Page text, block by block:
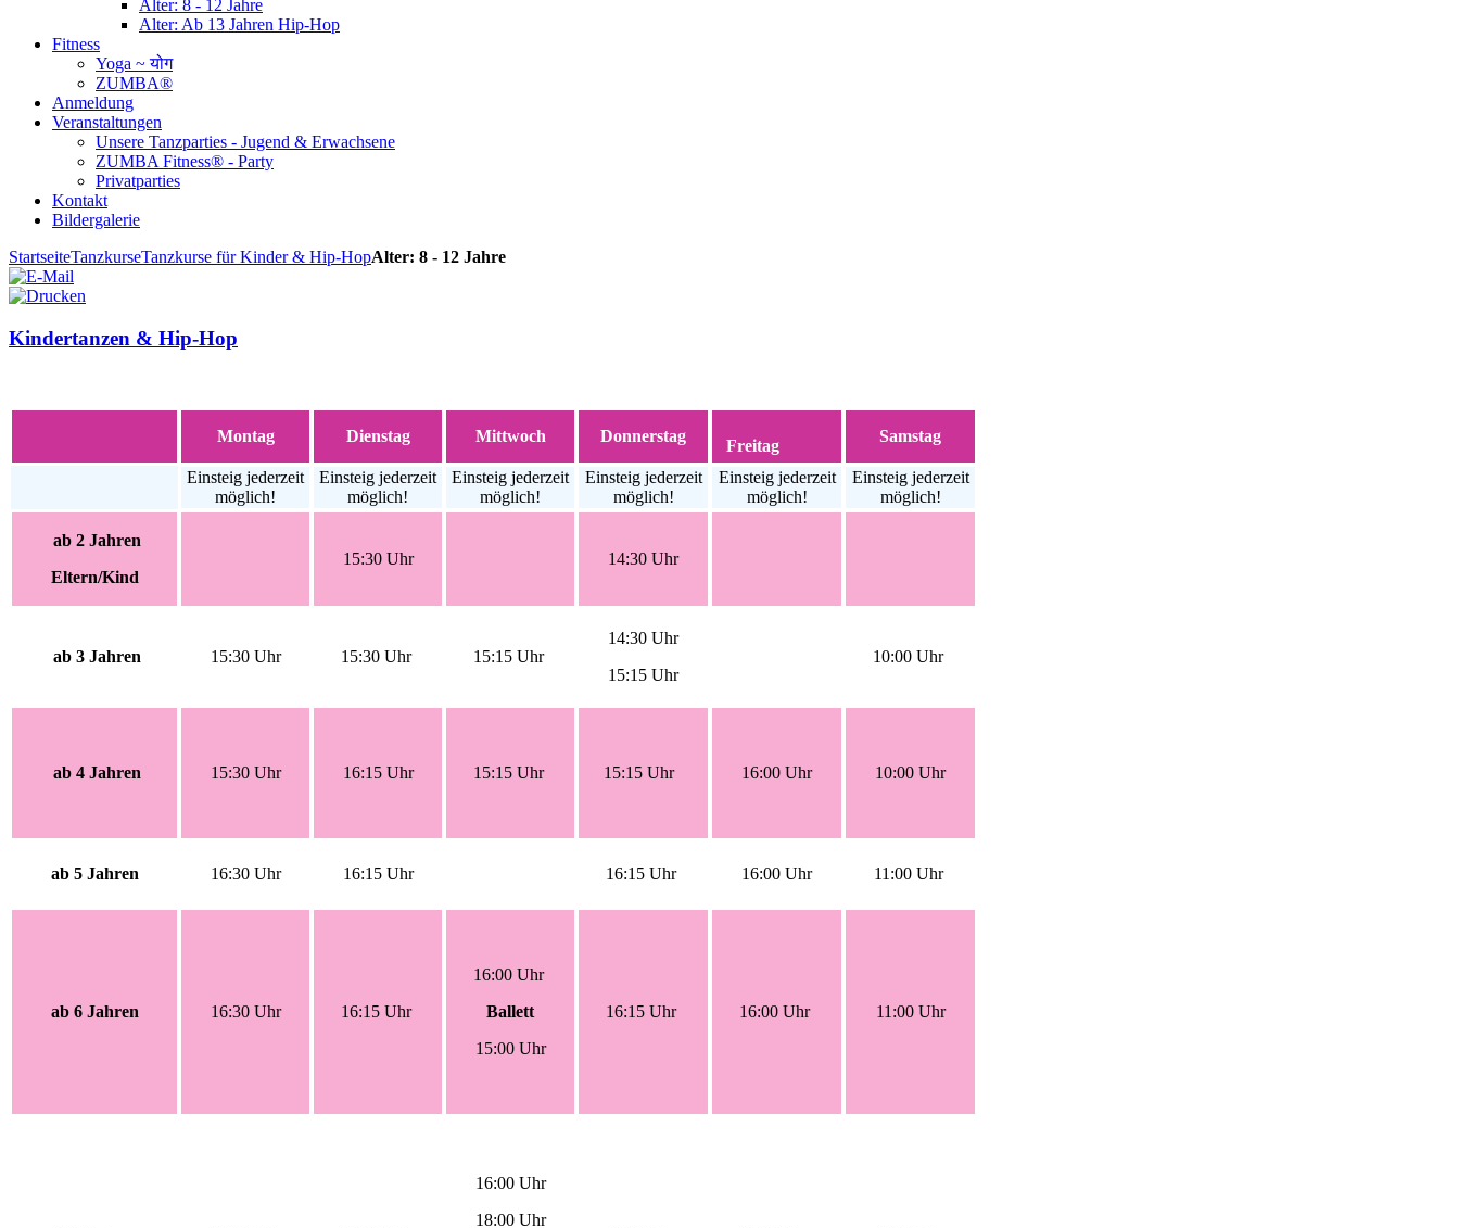
Alter: 8 - 12 Jahre
Alter: Ab 13 Jahren Hip-Hop
Fitness
Yoga ~ योग
ZUMBA®
Anmeldung
Veranstaltungen
Unsere Tanzparties - Jugend & Erwachsene
ZUMBA Fitness® - Party
Privatparties
Kontakt
Bildergalerie
StartseiteTanzkurseTanzkurse für Kinder & Hip-HopAlter: 8 - 12 Jahre
Kindertanzen & Hip-Hop
Montag Dienstag Mittwoch Donnerstag
Freitag
Samstag
Einsteig jederzeit
möglich!
Einsteig jederzeit
möglich!
Einsteig jederzeit
möglich!
Einsteig jederzeit
möglich!
Einsteig jederzeit
möglich!
Einsteig jederzeit
möglich!
ab 2 Jahren
Eltern/Kind
15:30 Uhr 14:30 Uhr
ab 3 Jahren 15:30 Uhr 15:30 Uhr 15:15 Uhr
14:30 Uhr
15:15 Uhr
10:00 Uhr
ab 4 Jahren 15:30 Uhr 16:15 Uhr 15:15 Uhr 15:15 Uhr 16:00 Uhr 10:00 Uhr
ab 5 Jahren 16:30 Uhr 16:15 Uhr 16:15 Uhr 16:00 Uhr 11:00 Uhr
ab 6 Jahren 16:30 Uhr 16:15 Uhr
16:00 Uhr
Ballett
15:00 Uhr
16:15 Uhr 16:00 Uhr 11:00 Uhr
16:00 Uhr
18:00 Uhr